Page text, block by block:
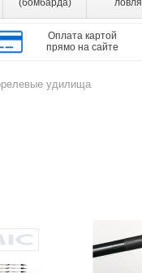
(бомбарда) ловля
Оплата картой
прямо на сайте
удилища